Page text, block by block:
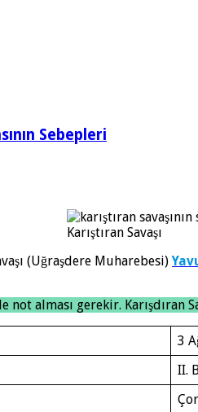
Sebepleri
Karıştıran Savaşı
(Uğraşdere Muharebesi)
not alması gerekir.
3
II.